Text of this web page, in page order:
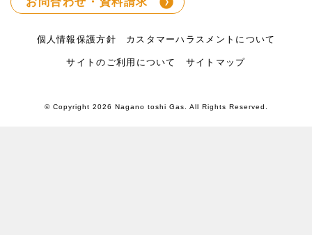
個人情報保護方針 カスタマーハラスメントについて
サイトのご利用について サイトマップ
© Copyright 2026 Nagano toshi Gas. All Rights Reserved.